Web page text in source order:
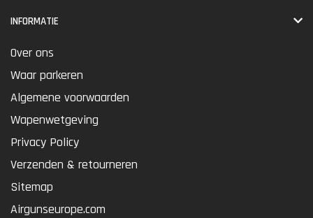
INFORMATIE
Over ons
Waar parkeren
Algemene voorwaarden
Wapenwetgeving
Privacy Policy
Verzenden & retourneren
Sitemap
Airgunseurope.com